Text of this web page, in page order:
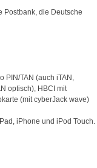
Postbank, die Deutsche
PIN/TAN (auch iTAN,
optisch), HBCI mit
(mit cyberJack wave)
iPhone und iPod Touch.